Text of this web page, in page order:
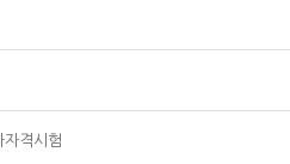
격시험